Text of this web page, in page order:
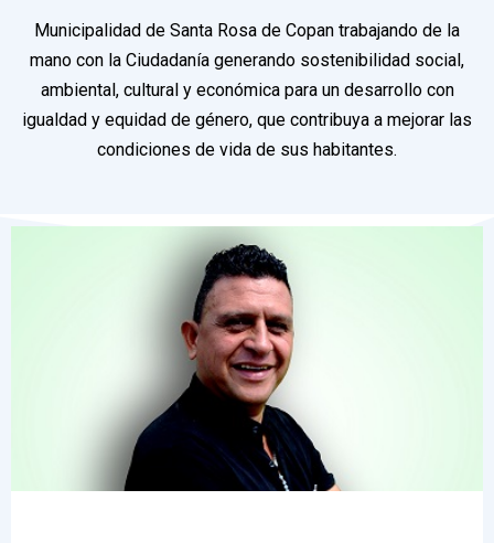
Municipalidad de Santa Rosa de Copan trabajando de la
mano con la Ciudadanía generando sostenibilidad social,
ambiental, cultural y económica para un desarrollo con
igualdad y equidad de género, que contribuya a mejorar las
condiciones de vida de sus habitantes.